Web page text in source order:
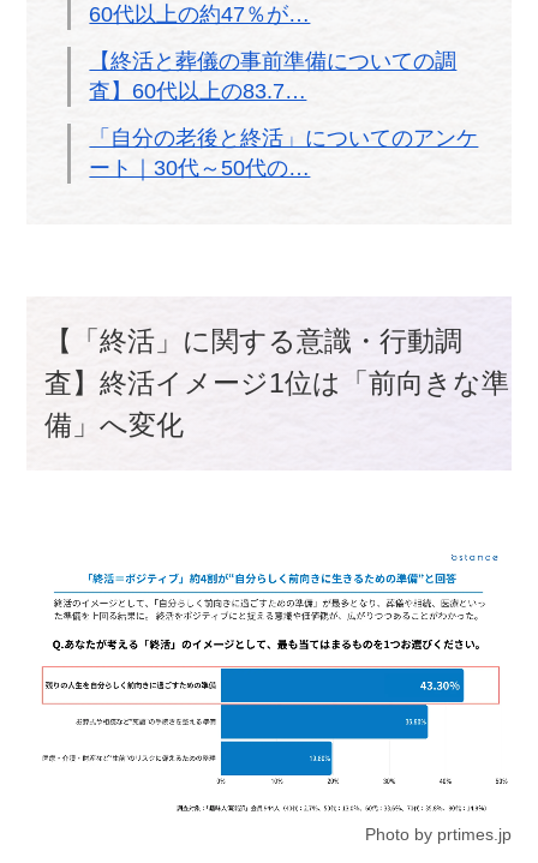
60代以上の約47％が…
【終活と葬儀の事前準備についての調
査】60代以上の83.7…
「自分の老後と終活」についてのアンケ
ート｜30代～50代の…
【「終活」に関する意識・行動調
査】終活イメージ1位は「前向きな準
備」へ変化
Photo by prtimes.jp